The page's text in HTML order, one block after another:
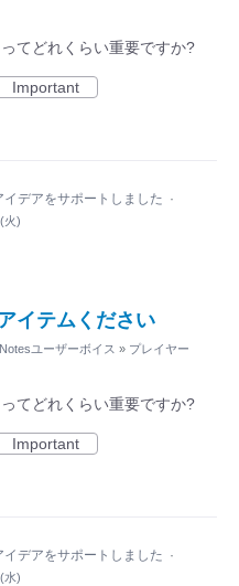
てどれくらい重要ですか?
Important
イデアをサポートしました ·
火)
イテムください
ユーザーボイス » プレイヤー
てどれくらい重要ですか?
Important
イデアをサポートしました ·
水)